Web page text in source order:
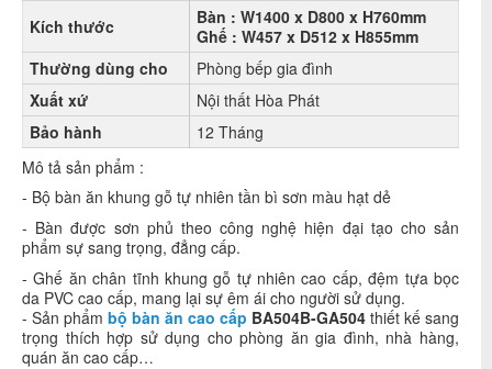
Kích thước
Bàn : W1400 x D800 x H760mm
Ghế : W457 x D512 x H855mm
Thường dùng cho
Phòng bếp gia đình
Xuất xứ
Nội thất Hòa Phát
Bảo hành
12 Tháng
Mô tả sản phẩm :
- Bộ bàn ăn khung gỗ tự nhiên tần bì sơn màu hạt dẻ
- Bàn được sơn phủ theo công nghệ hiện đại tạo cho sản
phẩm sự sang trọng, đẳng cấp.
- Ghế ăn chân tĩnh khung gỗ tự nhiên cao cấp, đệm tựa bọc
da PVC cao cấp, mang lại sự êm ái cho người sử dụng.
- Sản phẩm bộ bàn ăn cao cấp BA504B-GA504 thiết kế sang
trọng thích hợp sử dụng cho phòng ăn gia đình, nhà hàng,
quán ăn cao cấp…